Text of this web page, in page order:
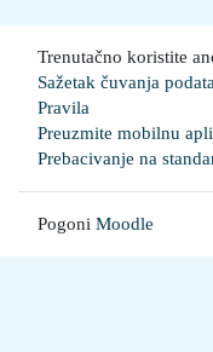
Trenutačno koristite
Sažetak čuvanja
Pravila
Preuzmite mobilnu
Prebacivanje na
Pogoni Moodle